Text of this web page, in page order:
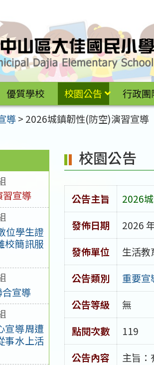
優質學校 校園公告 行政團
導> 2026城鎮韌性(防空)演習宣導
宣導
位學生證
校簡訊服
合宣導
宣導周遭
事水上活
校園公告
公告主旨
2026
發佈日期
2026
發佈單位
生活教
公告類別
重要宣
公告等級
無
點閱次數
119
公告內容
主旨：